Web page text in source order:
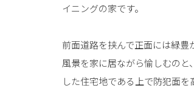
イニングの家です。
前面道路を挟んで正面には緑豊
風景を家に居ながら愉しむの
した住宅地である上で防犯面を